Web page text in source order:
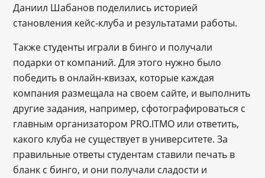
Даниил Шабанов поделились историей
становления кейс-клуба и результатами работы.
Также студенты играли в бинго и получали
подарки от компаний. Для этого нужно было
победить в онлайн-квизах, которые каждая
компания размещала на своем сайте, и выполнить
другие задания, например, сфотографироваться с
главным организатором PRO.ITMO или ответить,
какого клуба не существует в университете. За
правильные ответы студентам ставили печать в
бланк с бинго, и они получали сладости и